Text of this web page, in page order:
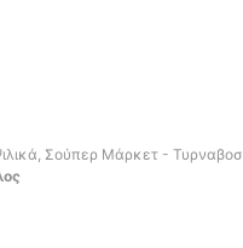
Σούπερ Μάρκετ - Τυρναβοσ